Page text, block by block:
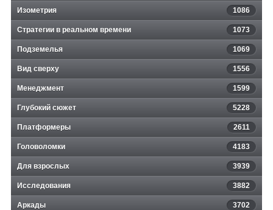
Изометрия 1086
Стратегии в реальном времени 1073
Подземелья 1069
Вид сверху 1556
Менеджмент 1599
Глубокий сюжет 5228
Платформеры 2611
Головоломки 4183
Для взрослых 3939
Исследования 3882
Аркады 3702